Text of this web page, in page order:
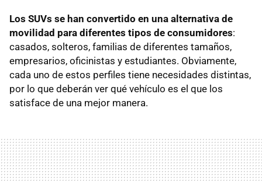
Los SUVs se han convertido en una alternativa de
movilidad para diferentes tipos de consumidores:
casados, solteros, familias de diferentes tamaños,
empresarios, oficinistas y estudiantes. Obviamente,
cada uno de estos perfiles tiene necesidades distintas,
por lo que deberán ver qué vehículo es el que los
satisface de una mejor manera.